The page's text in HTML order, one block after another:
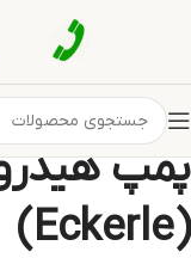
پمپ
(Eckerle)